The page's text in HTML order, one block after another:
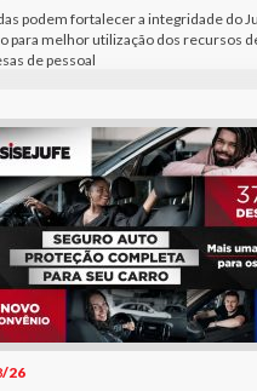
podem fortalecer a integridade do
para melhor utilização dos recursos
de pessoal
26